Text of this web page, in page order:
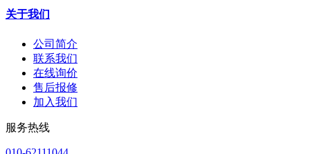
关于我们
公司简介
联系我们
在线询价
售后报修
加入我们
服务热线